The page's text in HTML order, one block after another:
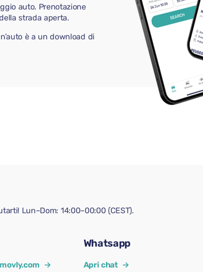
auto. Prenotazione
strada aperta.
è a un download di
Lun–Dom: 14:00–00:00 (CEST).
→
Whatsapp
Apri chat →